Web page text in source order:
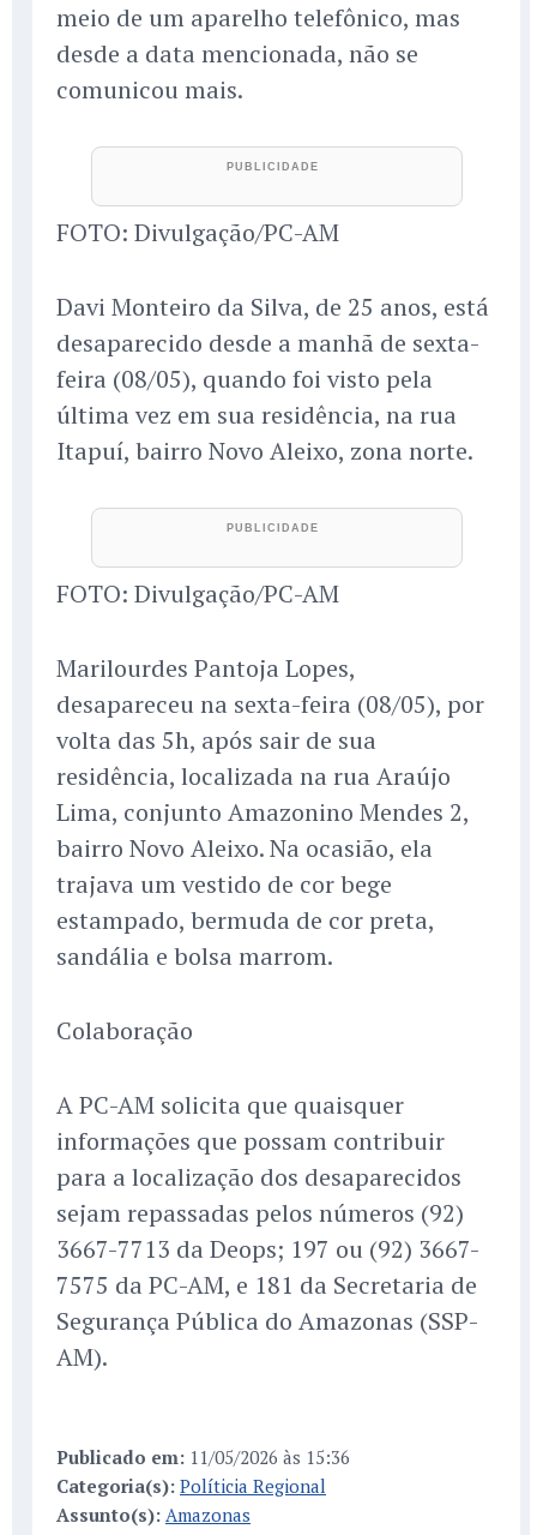
meio de um aparelho telefônico, mas
desde a data mencionada, não se
comunicou mais.
FOTO: Divulgação/PC-AM
Davi Monteiro da Silva, de 25 anos, está
desaparecido desde a manhã de sexta-
feira (08/05), quando foi visto pela
última vez em sua residência, na rua
Itapuí, bairro Novo Aleixo, zona norte.
FOTO: Divulgação/PC-AM
Marilourdes Pantoja Lopes,
desapareceu na sexta-feira (08/05), por
volta das 5h, após sair de sua
residência, localizada na rua Araújo
Lima, conjunto Amazonino Mendes 2,
bairro Novo Aleixo. Na ocasião, ela
trajava um vestido de cor bege
estampado, bermuda de cor preta,
sandália e bolsa marrom.
Colaboração
A PC-AM solicita que quaisquer
informações que possam contribuir
para a localização dos desaparecidos
sejam repassadas pelos números (92)
3667-7713 da Deops; 197 ou (92) 3667-
7575 da PC-AM, e 181 da Secretaria de
Segurança Pública do Amazonas (SSP-
AM).
Publicado em: 11/05/2026 às 15:36
Categoria(s): Políticia Regional
Assunto(s): Amazonas